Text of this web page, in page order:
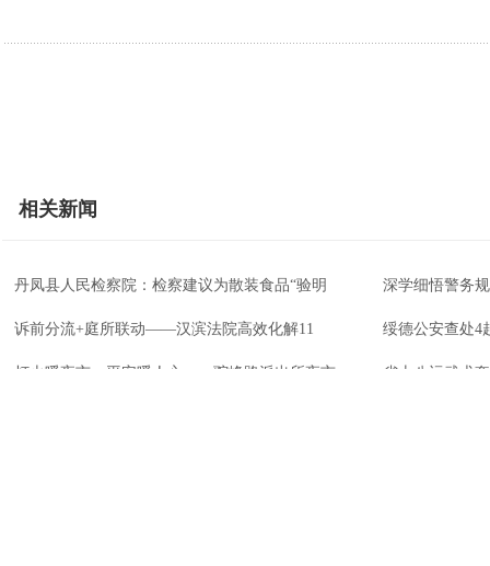
相关新闻
丹凤县人民检察院：检察建议为散装食品“验明 深学细悟警务
诉前分流+庭所联动——汉滨法院高效化解11 绥德公安查处4
灯火暖夜市，平安暖人心——驼峰路派出所夜市 省十八运武术